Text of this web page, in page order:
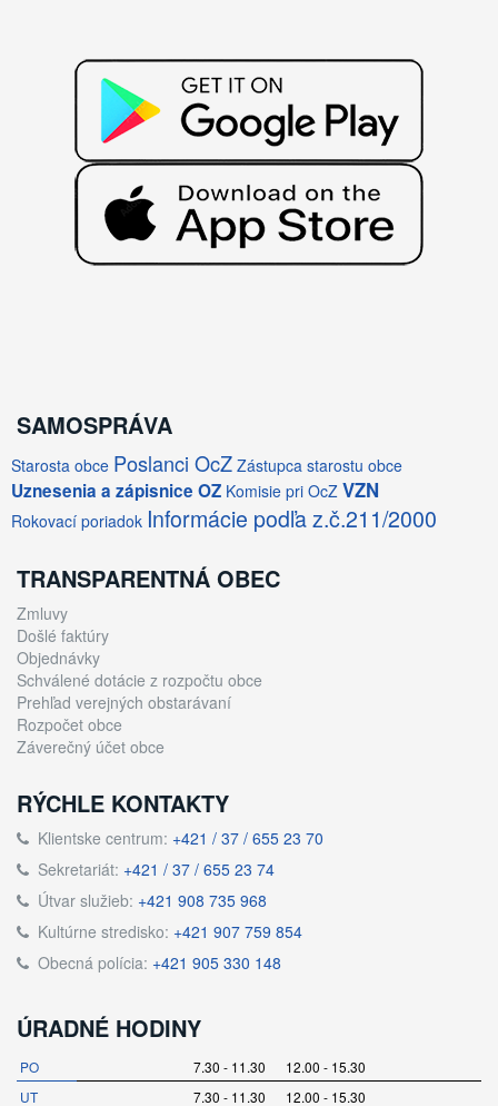
SAMOSPRÁVA
Starosta obce Poslanci OcZ Zástupca starostu obce
Uznesenia a zápisnice OZ Komisie pri OcZ VZN
Rokovací poriadok Informácie podľa z.č.211/2000
TRANSPARENTNÁ OBEC
Zmluvy
Došlé faktúry
Objednávky
Schválené dotácie z rozpočtu obce
Prehľad verejných obstarávaní
Rozpočet obce
Záverečný účet obce
RÝCHLE KONTAKTY
Klientske centrum: +421 / 37 / 655 23 70
Sekretariát: +421 / 37 / 655 23 74
Útvar služieb: +421 908 735 968
Kultúrne stredisko: +421 907 759 854
Obecná polícia: +421 905 330 148
ÚRADNÉ HODINY
PO
7.30 - 11.30 12.00 - 15.30
UT
7.30 - 11.30 12.00 - 15.30